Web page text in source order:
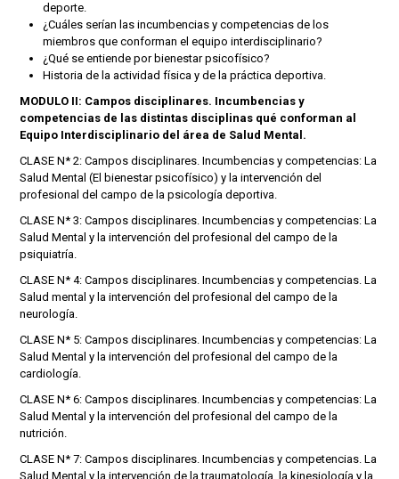
deporte.
¿Cuáles serían las incumbencias y competencias de los
miembros que conforman el equipo interdisciplinario?
¿Qué se entiende por bienestar psicofísico?
Historia de la actividad física y de la práctica deportiva.
MODULO II: Campos disciplinares. Incumbencias y
competencias de las distintas disciplinas qué conforman al
Equipo Interdisciplinario del área de Salud Mental.
CLASE N* 2: Campos disciplinares. Incumbencias y competencias: La
Salud Mental (El bienestar psicofísico) y la intervención del
profesional del campo de la psicología deportiva.
CLASE N* 3: Campos disciplinares. Incumbencias y competencias: La
Salud Mental y la intervención del profesional del campo de la
psiquiatría.
CLASE N* 4: Campos disciplinares. Incumbencias y competencias. La
Salud mental y la intervención del profesional del campo de la
neurología.
CLASE N* 5: Campos disciplinares. Incumbencias y competencias: La
Salud Mental y la intervención del profesional del campo de la
cardiología.
CLASE N* 6: Campos disciplinares. Incumbencias y competencias: La
Salud Mental y la intervención del profesional del campo de la
nutrición.
CLASE N* 7: Campos disciplinares. Incumbencias y competencias. La
Salud Mental y la intervención de la traumatología, la kinesiología y la